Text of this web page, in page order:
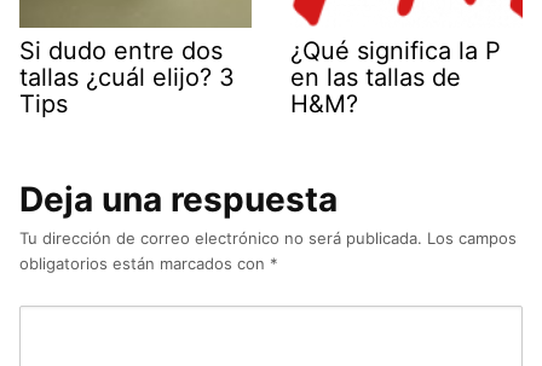
Si dudo entre dos
tallas ¿cuál elijo? 3
Tips
¿Qué significa la P
en las tallas de
H&M?
Deja una respuesta
Tu dirección de correo electrónico no será publicada. Los campos
obligatorios están marcados con *